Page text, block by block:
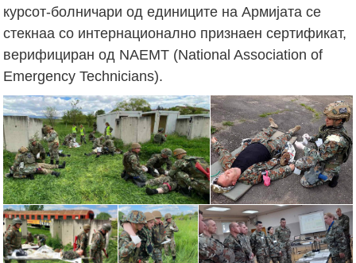
курсот-болничари од единиците на Армијата се
стекнаа со интернационално признаен сертификат,
верифициран од NAEMT (National Association of
Emergency Technicians).